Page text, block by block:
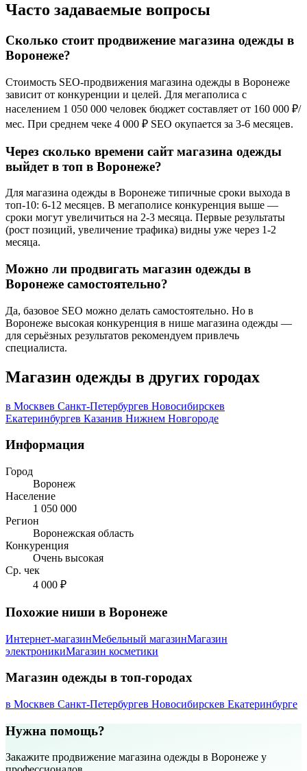
Часто задаваемые вопросы
Сколько стоит продвижение магазина одежды в
Воронеже?
Стоимость SEO-продвижения магазина одежды в Воронеже
зависит от конкуренции и целей. Для мегаполиса с
населением 1 050 000 человек бюджет составляет от 160 000 ₽/
мес. При среднем чеке 4 000 ₽ SEO окупается за 3-6 месяцев.
Через сколько времени сайт магазина одежды
выйдет в топ в Воронеже?
Для магазина одежды в Воронеже типичные сроки выхода в
топ-10: 6-12 месяцев. В мегаполисе конкуренция выше —
сроки могут увеличиться на 2-3 месяца. Первые результаты
(рост позиций, увеличение трафика) видны уже через 1-2
месяца.
Можно ли продвигать магазин одежды в
Воронеже самостоятельно?
Да, базовое SEO можно делать самостоятельно. Но в
Воронеже высокая конкуренция в нише магазина одежды —
для серьёзных результатов рекомендуем привлечь
специалиста.
Магазин одежды в других городах
в Москвев Санкт-Петербургев Новосибирскев
Екатеринбургев Казанив Нижнем Новгороде
Информация
Город
Воронеж
Население
1 050 000
Регион
Воронежская область
Конкуренция
Очень высокая
Ср. чек
4 000 ₽
Похожие ниши в Воронеже
Интернет-магазинМебельный магазинМагазин
электроникиМагазин косметики
Магазин одежды в топ-городах
в Москвев Санкт-Петербургев Новосибирскев Екатеринбурге
Нужна помощь?
Закажите продвижение магазина одежды в Воронеже у